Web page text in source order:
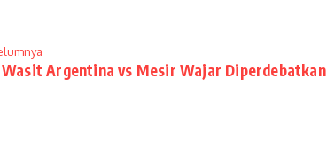
Wasit Argentina vs Mesir Wajar Diperdebatkan